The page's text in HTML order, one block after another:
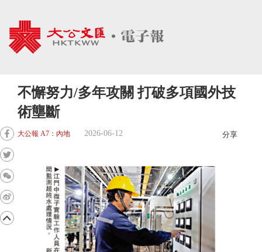
不懈努力/多年攻關 打破多項國外技
術壟斷
大公報 A7：內地 2026-06-12 分享